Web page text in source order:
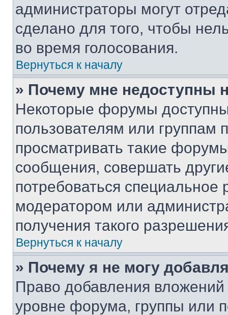
администраторы могут
сделано для того, чтобы
во время голосования.
Вернуться к началу
» Почему мне недоступны
Некоторые форумы
пользователям или группам
просматривать такие
сообщения, совершать
потребоваться
модератором или
получения такого
Вернуться к началу
» Почему я не могу
Право добавления
уровне форума, группы или